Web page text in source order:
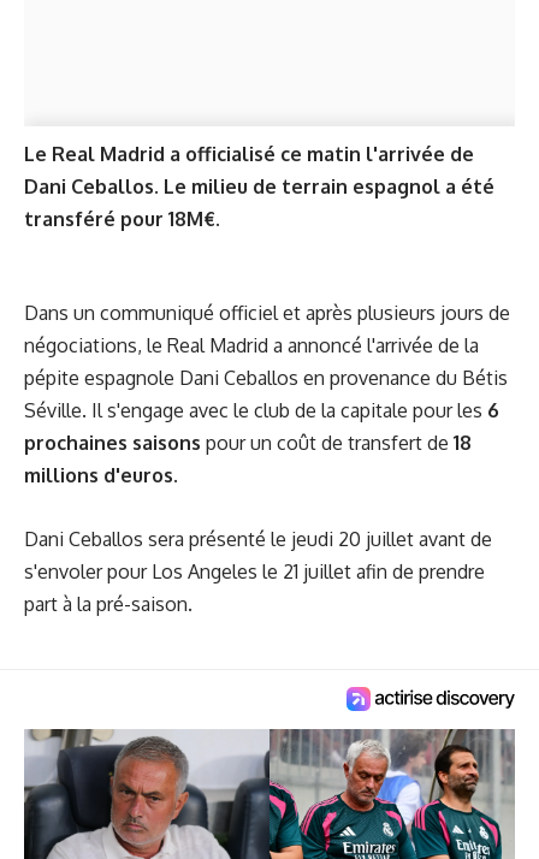
Le Real Madrid a officialisé ce matin l'arrivée de
Dani Ceballos. Le milieu de terrain espagnol a été
transféré pour 18M€.
Dans un communiqué officiel et après plusieurs jours de
négociations, le Real Madrid a annoncé l'arrivée de la
pépite espagnole Dani Ceballos en provenance du Bétis
Séville. Il s'engage avec le club de la capitale pour les 6
prochaines saisons pour un coût de transfert de 18
millions d'euros.
Dani Ceballos sera présenté le jeudi 20 juillet avant de
s'envoler pour Los Angeles le 21 juillet afin de prendre
part à la pré-saison.